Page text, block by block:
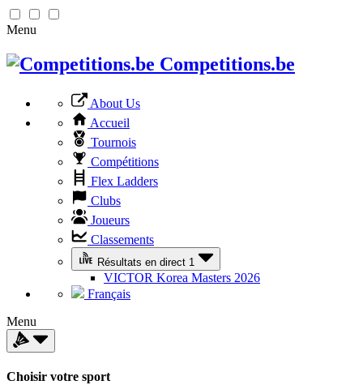
Menu
Competitions.be
About Us
Accueil
Tournois
Compétitions
Flex Ladders
Clubs
Joueurs
Classements
Résultats en direct 1
VICTOR Korea Masters 2026
Français
Menu
Choisir votre sport